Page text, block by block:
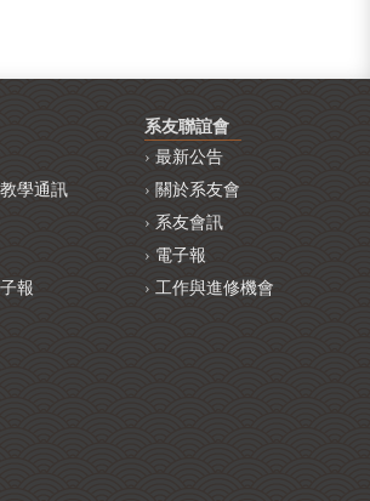
學通訊
報
系友聯誼會
最新公告
關於系友會
系友會訊
電子報
工作與進修機會